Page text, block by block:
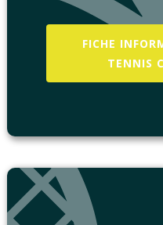
FICHE
TENNIS